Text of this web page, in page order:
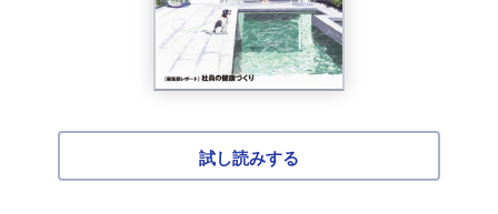
試し読みする